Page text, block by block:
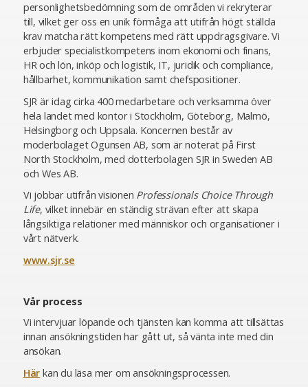
personlighetsbedömning som de områden vi rekryterar
till, vilket ger oss en unik förmåga att utifrån högt ställda
krav matcha rätt kompetens med rätt uppdragsgivare. Vi
erbjuder specialistkompetens inom ekonomi och finans,
HR och lön, inköp och logistik, IT, juridik och compliance,
hållbarhet, kommunikation samt chefspositioner.
SJR är idag cirka 400 medarbetare och verksamma över
hela landet med kontor i Stockholm, Göteborg, Malmö,
Helsingborg och Uppsala. Koncernen består av
moderbolaget Ogunsen AB, som är noterat på First
North Stockholm, med dotterbolagen SJR in Sweden AB
och Wes AB.
Vi jobbar utifrån visionen Professionals Choice Through
Life, vilket innebär en ständig strävan efter att skapa
långsiktiga relationer med människor och organisationer i
vårt nätverk.
www.sjr.se
Vår process
Vi intervjuar löpande och tjänsten kan komma att tillsättas
innan ansökningstiden har gått ut, så vänta inte med din
ansökan.
Här kan du läsa mer om ansökningsprocessen.